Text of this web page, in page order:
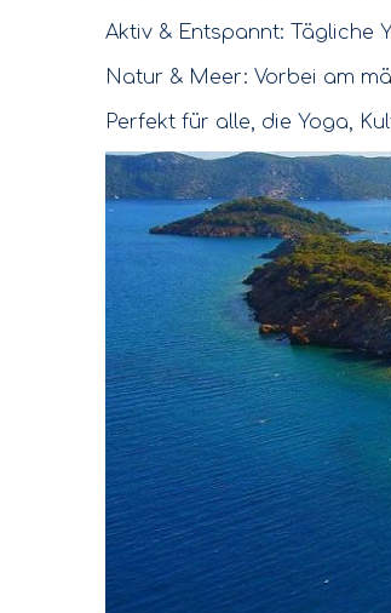
Aktiv & Entspannt: Tägliche
Natur & Meer: Vorbei am
Perfekt für alle, die Yoga,